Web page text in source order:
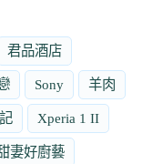
君品酒店
Sony 羊肉
Xperia 1 II
妻好廚藝